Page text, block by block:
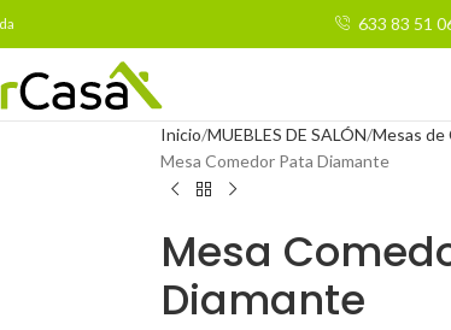
633 83 51
Inicio MUEBLES DE SALÓN Mesas de
Mesa Comedor Pata Diamante
Mesa
Diamante